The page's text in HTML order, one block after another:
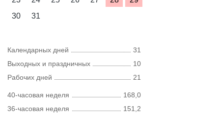
30
31
Календарных дней
31
Выходных и праздничных
10
Рабочих дней
21
40-часовая неделя
168,0
36-часовая неделя
151,2